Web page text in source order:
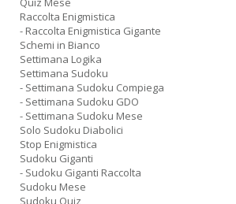
Raccolta Enigmistica
- Raccolta Enigmistica Gigante
Schemi in Bianco
Settimana Logika
Settimana Sudoku
- Settimana Sudoku Compiega
- Settimana Sudoku GDO
- Settimana Sudoku Mese
Solo Sudoku Diabolici
Stop Enigmistica
Sudoku Giganti
- Sudoku Giganti Raccolta
Sudoku Mese
Sudoku Quiz